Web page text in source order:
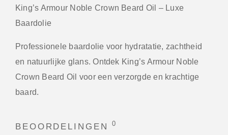
King’s Armour Noble Crown Beard Oil – Luxe
Baardolie
Professionele baardolie voor hydratatie, zachtheid
en natuurlijke glans. Ontdek King’s Armour Noble
Crown Beard Oil voor een verzorgde en krachtige
baard.
BEOORDELINGEN0